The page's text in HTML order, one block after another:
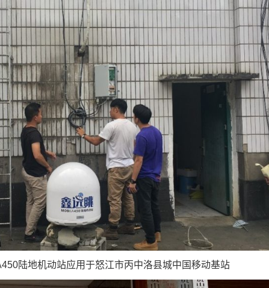
陆地机动站应用于怒江市丙中洛县城中国移动基站